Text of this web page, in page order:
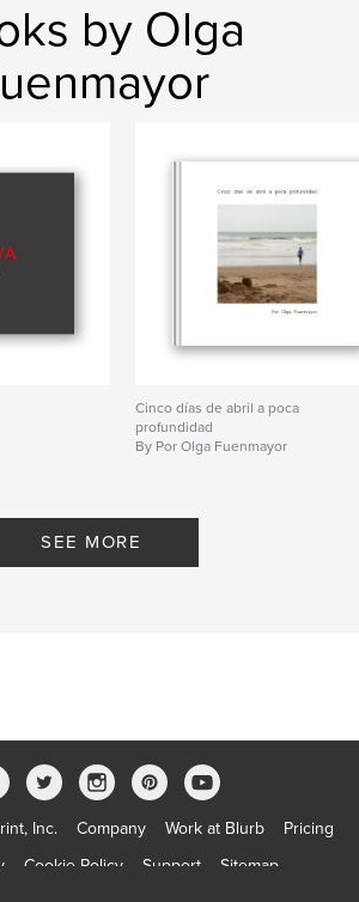
by Olga
Cinco días de abril a poca
profundidad
By Por Olga Fuenmayor
SEE MORE
Inc. Company Work at Blurb
Pricing
Cookie Policy Support Sitemap